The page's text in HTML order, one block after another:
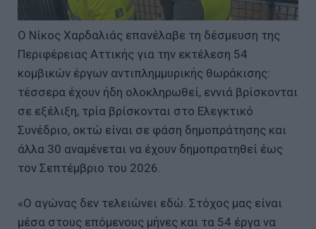
Ο Νίκος Χαρδαλιάς επανέλαβε τη δέσμευση της
Περιφέρειας Αττικής για την εκτέλεση 54
κομβικών έργων αντιπλημμυρικής θωράκισης:
τέσσερα έχουν ήδη ολοκληρωθεί, εννιά βρίσκονται
σε εξέλιξη, τρία βρίσκονται στο Ελεγκτικό
Συνέδριο, οκτώ είναι σε φάση δημοπράτησης και
άλλα 30 αναμένεται να έχουν δημοπρατηθεί έως
τον Σεπτέμβριο του 2026.
«Ο αγώνας δεν τελειώνει εδώ. Στόχος μας είναι
μέσα στους επόμενους μήνες και τα 54 έργα να